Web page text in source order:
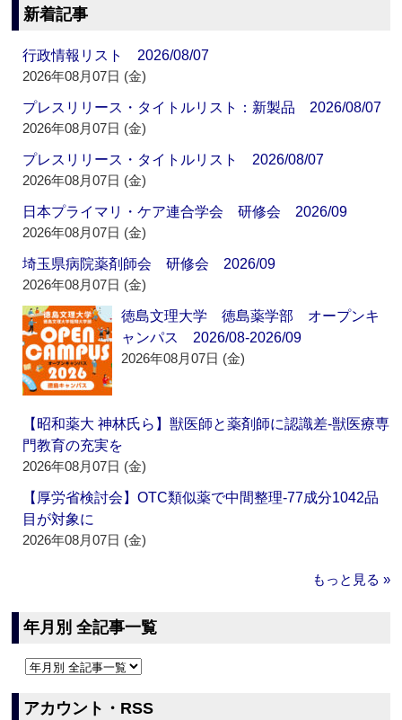
新着記事
行政情報リスト 2026/08/07
2026年08月07日 (金)
プレスリリース・タイトルリスト：新製品 2026/08/07
2026年08月07日 (金)
プレスリリース・タイトルリスト 2026/08/07
2026年08月07日 (金)
日本プライマリ・ケア連合学会 研修会 2026/09
2026年08月07日 (金)
埼玉県病院薬剤師会 研修会 2026/09
2026年08月07日 (金)
徳島文理大学 徳島薬学部 オープンキ
ャンパス 2026/08-2026/09
2026年08月07日 (金)
【昭和薬大 神林氏ら】獣医師と薬剤師に認識差‐獣医療専
門教育の充実を
2026年08月07日 (金)
【厚労省検討会】OTC類似薬で中間整理‐77成分1042品
目が対象に
2026年08月07日 (金)
もっと見る »
年月別 全記事一覧
アカウント・RSS